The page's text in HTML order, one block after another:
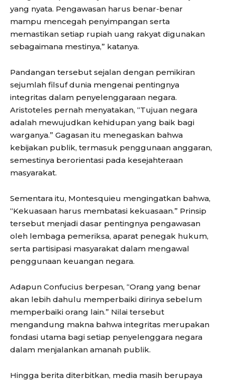
yang nyata. Pengawasan harus benar-benar
mampu mencegah penyimpangan serta
memastikan setiap rupiah uang rakyat digunakan
sebagaimana mestinya,” katanya.
Pandangan tersebut sejalan dengan pemikiran
sejumlah filsuf dunia mengenai pentingnya
integritas dalam penyelenggaraan negara.
Aristoteles pernah menyatakan, “Tujuan negara
adalah mewujudkan kehidupan yang baik bagi
warganya.” Gagasan itu menegaskan bahwa
kebijakan publik, termasuk penggunaan anggaran,
semestinya berorientasi pada kesejahteraan
masyarakat.
Sementara itu, Montesquieu mengingatkan bahwa,
“Kekuasaan harus membatasi kekuasaan.” Prinsip
tersebut menjadi dasar pentingnya pengawasan
oleh lembaga pemeriksa, aparat penegak hukum,
serta partisipasi masyarakat dalam mengawal
penggunaan keuangan negara.
Adapun Confucius berpesan, “Orang yang benar
akan lebih dahulu memperbaiki dirinya sebelum
memperbaiki orang lain.” Nilai tersebut
mengandung makna bahwa integritas merupakan
fondasi utama bagi setiap penyelenggara negara
dalam menjalankan amanah publik.
Hingga berita diterbitkan, media masih berupaya